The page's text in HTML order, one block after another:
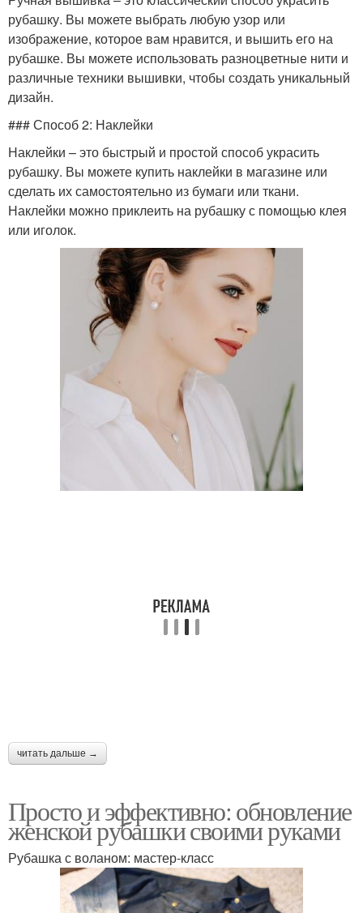
нарядами
Ткани для рубашек Модные рубашки
Рубашки в клетку Клетчатая рубашка
Рубашка с джинсами
рубашку. Вы можете выбрать любую узор или
изображение, которое вам нравится, и вышить его на
рубашке. Вы можете использовать разноцветные нити и
различные техники вышивки, чтобы создать уникальный
дизайн.
### Способ 2: Наклейки
Наклейки – это быстрый и простой способ украсить
рубашку. Вы можете купить наклейки в магазине или
сделать их самостоятельно из бумаги или ткани.
Наклейки можно приклеить на рубашку с помощью клея
или иголок.
читать дальше →
Просто и эффективно: обновление
женской рубашки своими руками
Рубашка с воланом: мастер-класс